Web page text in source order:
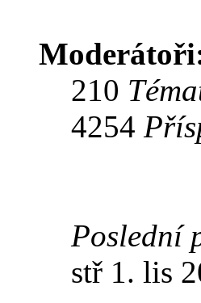
210
4254
Poslední
stř 1. lis